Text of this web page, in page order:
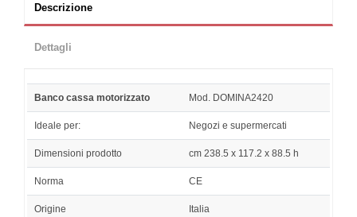
Descrizione
Dettagli
Banco cassa motorizzato Mod. DOMINA2420
Ideale per: Negozi e supermercati
Dimensioni prodotto cm 238.5 x 117.2 x 88.5 h
Norma CE
Origine Italia